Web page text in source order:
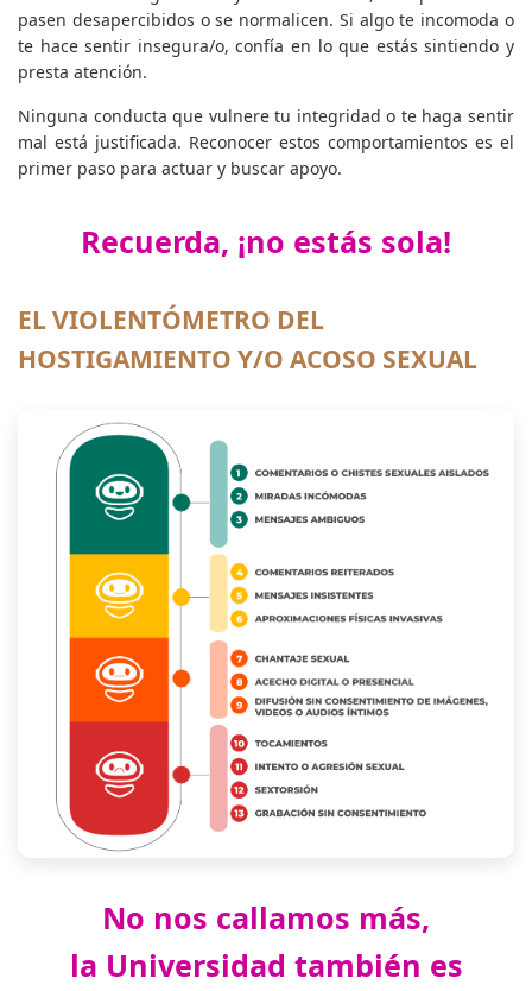
pasen desapercibidos o se normalicen. Si algo te incomoda o
te hace sentir insegura/o, confía en lo que estás sintiendo y
presta atención.
Ninguna conducta que vulnere tu integridad o te haga sentir
mal está justificada. Reconocer estos comportamientos es el
primer paso para actuar y buscar apoyo.
Recuerda, ¡no estás sola!
EL VIOLENTÓMETRO DEL
HOSTIGAMIENTO Y/O ACOSO SEXUAL
No nos callamos más,
la Universidad también es